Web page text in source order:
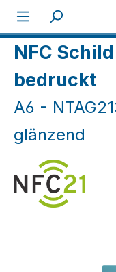
Zum Hauptinhalt
NFC
bedruckt
A6 -
glänzend